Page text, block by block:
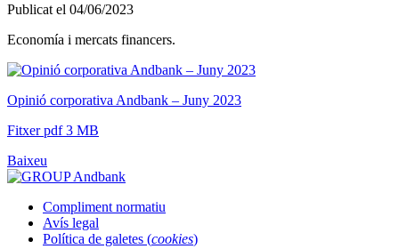
Publicat el 04/06/2023
Economía i mercats financers.
Opinió corporativa Andbank – Juny 2023
Fitxer pdf 3 MB
Baixeu
Compliment normatiu
Avís legal
Política de galetes (cookies)